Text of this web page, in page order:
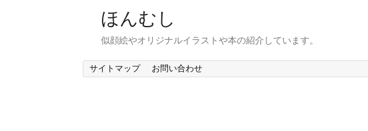
ほんむし
似顔絵やオリジナルイラストや本の紹介しています。
サイトマップ お問い合わせ